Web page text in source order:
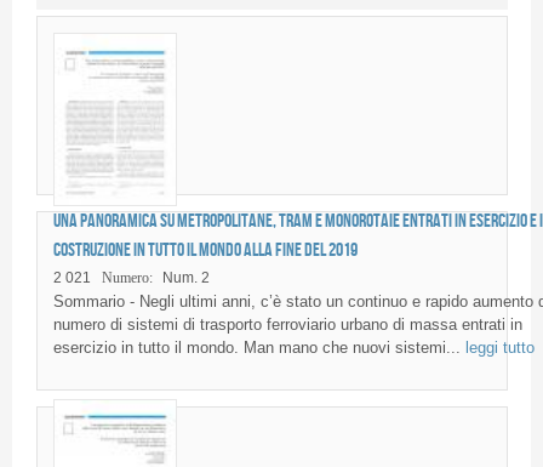
Fornitori di prodotti e servizi
Una panoramica su metropolitane, tram e monorotaie entrati in esercizio e
costruzione in tutto il mondo alla fine del 2019
2 021 Numero: Num. 2
Sommario - Negli ultimi anni, c’è stato un continuo e rapido aumento
numero di sistemi di trasporto ferroviario urbano di massa entrati in
esercizio in tutto il mondo. Man mano che nuovi sistemi... leggi tutto